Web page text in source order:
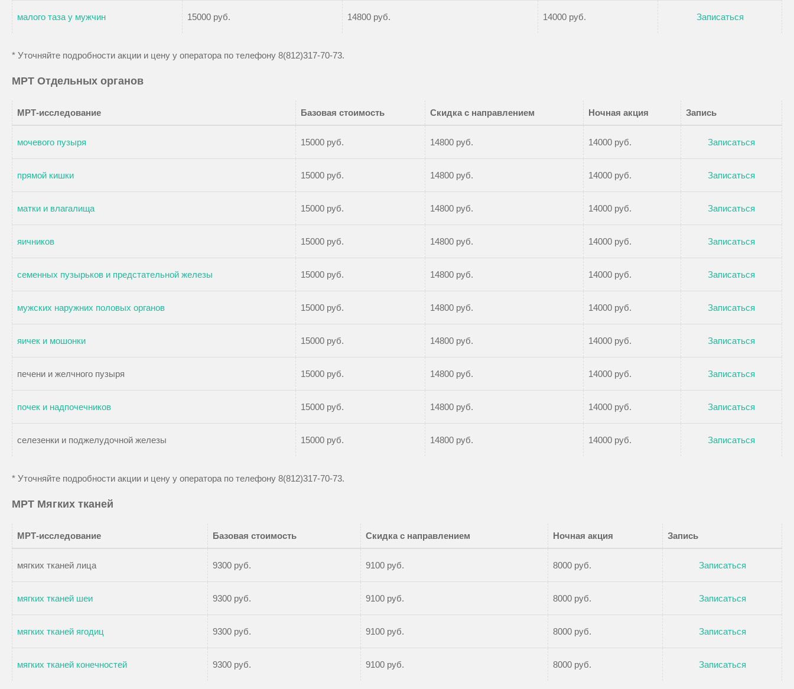
малого таза у мужчин 15000 руб. 14800 руб. 14000 руб. Записаться
* Уточняйте подробности акции и цену у оператора по телефону 8(812)317-70-73.
МРТ Отдельных органов
МРТ-исследование Базовая стоимость Скидка с направлением Ночная акция Запись
мочевого пузыря 15000 руб. 14800 руб. 14000 руб. Записаться
прямой кишки 15000 руб. 14800 руб. 14000 руб. Записаться
матки и влагалища 15000 руб. 14800 руб. 14000 руб. Записаться
яичников 15000 руб. 14800 руб. 14000 руб. Записаться
семенных пузырьков и предстательной железы 15000 руб. 14800 руб. 14000 руб. Записаться
мужских наружних половых органов 15000 руб. 14800 руб. 14000 руб. Записаться
яичек и мошонки 15000 руб. 14800 руб. 14000 руб. Записаться
печени и желчного пузыря 15000 руб. 14800 руб. 14000 руб. Записаться
почек и надпочечников 15000 руб. 14800 руб. 14000 руб. Записаться
селезенки и поджелудочной железы 15000 руб. 14800 руб. 14000 руб. Записаться
* Уточняйте подробности акции и цену у оператора по телефону 8(812)317-70-73.
МРТ Мягких тканей
МРТ-исследование Базовая стоимость Скидка с направлением Ночная акция Запись
мягких тканей лица 9300 руб. 9100 руб. 8000 руб. Записаться
мягких тканей шеи 9300 руб. 9100 руб. 8000 руб. Записаться
мягких тканей ягодиц 9300 руб. 9100 руб. 8000 руб. Записаться
мягких тканей конечностей 9300 руб. 9100 руб. 8000 руб. Записаться